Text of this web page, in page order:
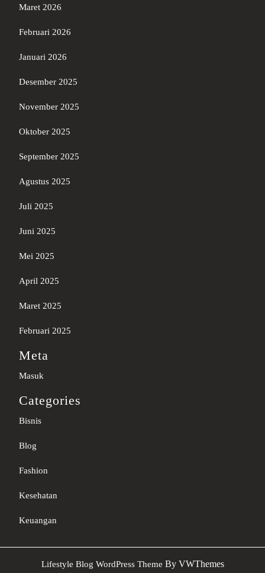
Maret 2026
Februari 2026
Januari 2026
Desember 2025
November 2025
Oktober 2025
September 2025
Agustus 2025
Juli 2025
Juni 2025
Mei 2025
April 2025
Maret 2025
Februari 2025
Meta
Masuk
Categories
Bisnis
Blog
Fashion
Kesehatan
Keuangan
Lifestyle Blog WordPress Theme By VWThemes